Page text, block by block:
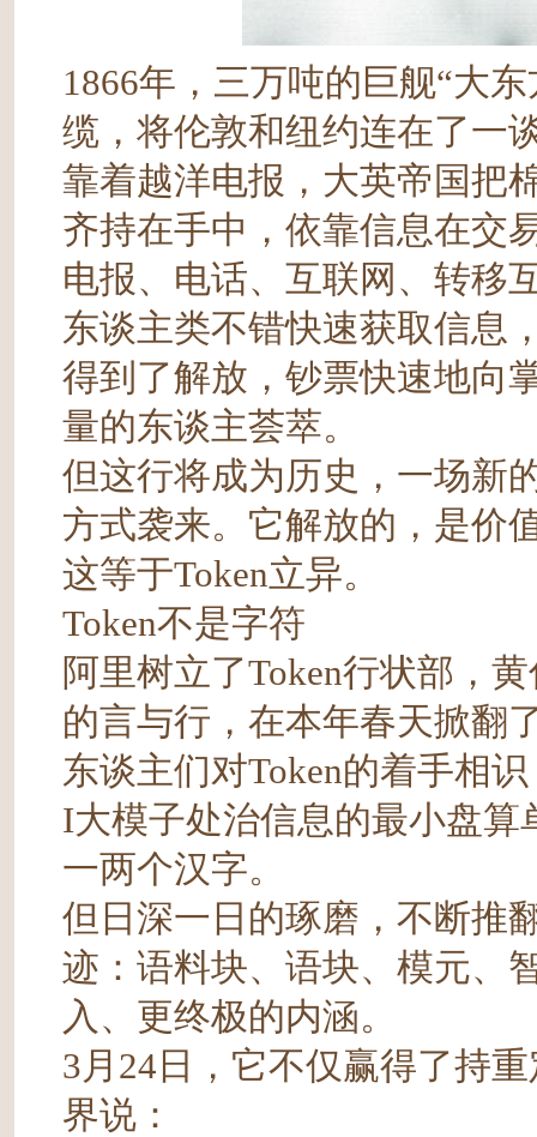
1866年，三万吨的巨舰“大
缆，将伦敦和纽约连在了一
靠着越洋电报，大英帝国把
齐持在手中，依靠信息在交
电报、电话、互联网、转
东谈主类不错快速获取信息
得到了解放，钞票快速地向
量的东谈主荟萃。
但这行将成为历史，一场新
方式袭来。它解放的，是价
这等于Token立异。
Token不是字符
阿里树立了Token行状部，
的言与行，在本年春天掀翻
东谈主们对Token的着手相
I大模子处治信息的最小盘
一两个汉字。
但日深一日的琢磨，不断推
迹：语料块、语块、模元
入、更终极的内涵。
3月24日，它不仅赢得了持
界说：